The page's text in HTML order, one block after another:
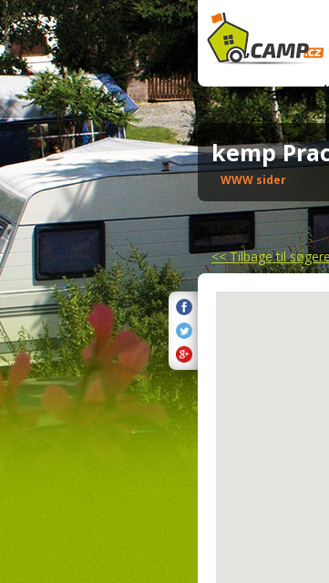
kemp
WWW sider
<<Tilbage til